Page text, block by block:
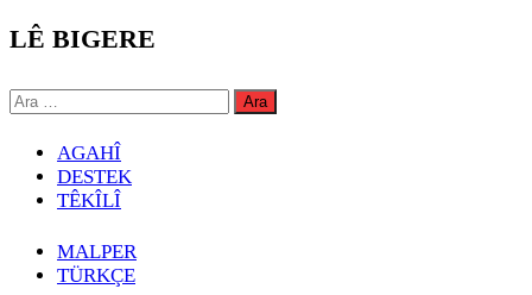
LÊ BIGERE
Arama:
AGAHÎ
DESTEK
TÊKÎLÎ
MALPER
TÜRKÇE